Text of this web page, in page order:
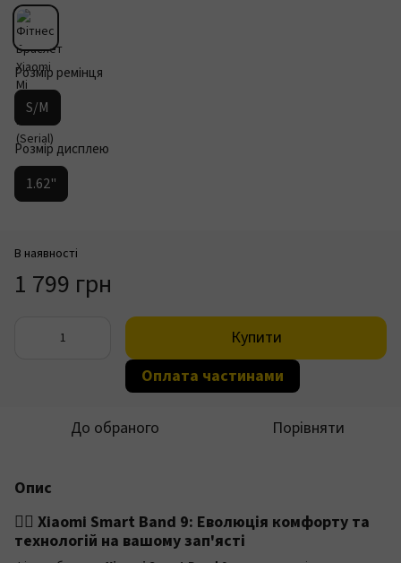
Розмір ремінця
S/M
Розмір дисплею
1.62"
В наявності
1 799 грн
Купити
Оплата частинами
До обраного Порівняти
Опис
🏃‍♂️ Xiaomi Smart Band 9: Еволюція комфорту та
технологій на вашому зап'ясті